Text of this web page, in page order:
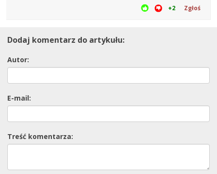
+2 Zgłoś
Dodaj komentarz do artykułu:
Autor:
E-mail:
Treść komentarza: